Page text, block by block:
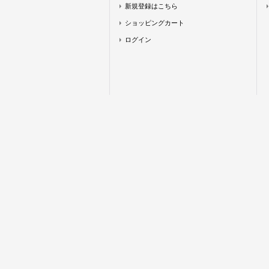
新規登録はこちら
ショッピングカート
ログイン